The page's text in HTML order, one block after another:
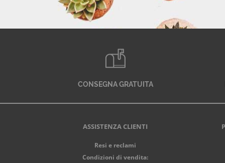
CONSEGNA GRATUITA
ASSISTENZA CLIENTI
Resi e reclami
Condizioni di vendita: